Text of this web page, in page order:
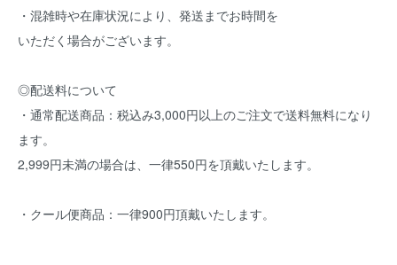
・混雑時や在庫状況により、発送までお時間を
いただく場合がございます。
◎配送料について
・通常配送商品：税込み3,000円以上のご注文で送料無料になり
ます。
2,999円未満の場合は、一律550円を頂戴いたします。
・クール便商品：一律900円頂戴いたします。